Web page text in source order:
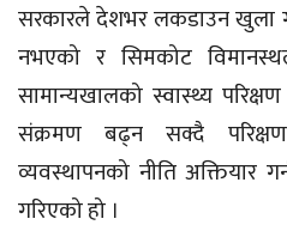
सरकारले देशभर लकडाउन खुला
नभएको र सिमकोट
सामान्यखालको स्वास्थ्य
संक्रमण बढ्न सक्दै
व्यवस्थापनको नीति अक्तियार
गरिएको हो ।